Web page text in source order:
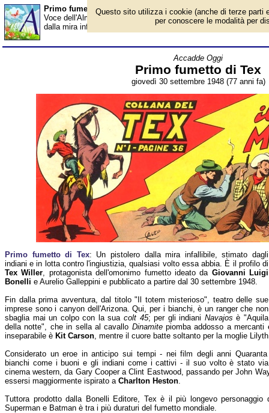
Primo fumetto di Tex - Almanacco
Voce dell'Almanacco del 30 settembre, per la rubrica 'Accadde
dalla mira infallibile, stimato dagli indiani e in lotta contro
Accadde Oggi
Primo fumetto di Tex
giovedì 30 settembre 1948 (77 anni fa)
Primo fumetto di Tex: Un pistolero dalla mira infallibile, stimato dagli
indiani e in lotta contro l'ingiustizia, qualsiasi volto essa abbia. È il profilo di
Tex Willer, protagonista dell'omonimo fumetto ideato da Giovanni Luigi
Bonelli e Aurelio Galleppini e pubblicato a partire dal 30 settembre 1948.
Fin dalla prima avventura, dal titolo "Il totem misterioso", teatro delle sue
imprese sono i canyon dell'Arizona. Qui, per i bianchi, è un ranger che non
sbaglia mai un colpo con la sua colt 45; per gli indiani Navajos è "Aquila
della notte", che in sella al cavallo Dinamitepiomba addosso a mercanti
inseparabile è Kit Carson, mentre il cuore batte soltanto per la moglie
Considerato un eroe in anticipo sui tempi - nei film degli anni
bianchi come i buoni e gli indiani come i cattivi - il suo volto è stato
cinema western, da Gary Cooper a Clint Eastwood, passando per John
essersi maggiormente ispirato a Charlton Heston.
Tuttora prodotto dalla Bonelli Editore, Tex è il più longevo
Superman e Batman è tra i più duraturi del fumetto mondiale.
Questo sito utilizza i cookie (anche di terze parti
per conoscere le modalità per